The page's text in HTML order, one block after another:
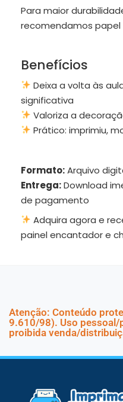
Para maior
recomendamos papel
Benefícios
Deixa a volta às
significativa
Valoriza a
Prático: imprimiu,
Formato:Arquivo
Entrega:Download
de pagamento
Adquira agora e
painel encantador e
Atenção: Conteúdo
9.610/98). Uso
proibida venda/